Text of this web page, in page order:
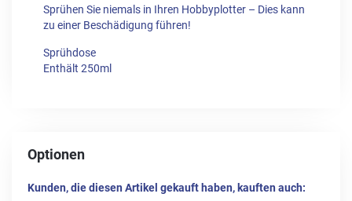
Sprühen Sie niemals in Ihren Hobbyplotter – Dies kann
zu einer Beschädigung führen!
Sprühdose
Enthält 250ml
Optionen
Kunden, die diesen Artikel gekauft haben, kauften auch: